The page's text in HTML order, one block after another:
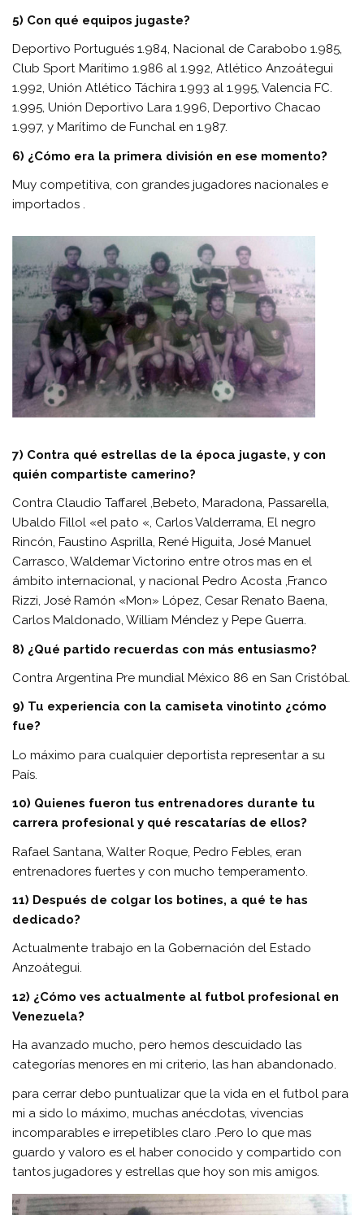
5) Con qué equipos jugaste?
Deportivo Portugués 1.984, Nacional de Carabobo 1.985,
Club Sport Marítimo 1.986 al 1.992, Atlético Anzoátegui
1.992, Unión Atlético Táchira 1.993 al 1.995, Valencia FC.
1.995, Unión Deportivo Lara 1.996, Deportivo Chacao
1.997, y Marítimo de Funchal en 1.987.
6) ¿Cómo era la primera división en ese momento?
Muy competitiva, con grandes jugadores nacionales e
importados .
7) Contra qué estrellas de la época jugaste, y con
quién compartiste camerino?
Contra Claudio Taffarel ,Bebeto, Maradona, Passarella,
Ubaldo Fillol «el pato «, Carlos Valderrama, El negro
Rincón, Faustino Asprilla, René Higuita, José Manuel
Carrasco, Waldemar Victorino entre otros mas en el
ámbito internacional, y nacional Pedro Acosta ,Franco
Rizzi, José Ramón «Mon» López, Cesar Renato Baena,
Carlos Maldonado, William Méndez y Pepe Guerra.
8) ¿Qué partido recuerdas con más entusiasmo?
Contra Argentina Pre mundial México 86 en San Cristóbal.
9) Tu experiencia con la camiseta vinotinto ¿cómo
fue?
Lo máximo para cualquier deportista representar a su
País.
10) Quienes fueron tus entrenadores durante tu
carrera profesional y qué rescatarías de ellos?
Rafael Santana, Walter Roque, Pedro Febles, eran
entrenadores fuertes y con mucho temperamento.
11) Después de colgar los botines, a qué te has
dedicado?
Actualmente trabajo en la Gobernación del Estado
Anzoátegui.
12) ¿Cómo ves actualmente al futbol profesional en
Venezuela?
Ha avanzado mucho, pero hemos descuidado las
categorías menores en mi criterio, las han abandonado.
para cerrar debo puntualizar que la vida en el futbol para
mi a sido lo máximo, muchas anécdotas, vivencias
incomparables e irrepetibles claro .Pero lo que mas
guardo y valoro es el haber conocido y compartido con
tantos jugadores y estrellas que hoy son mis amigos.